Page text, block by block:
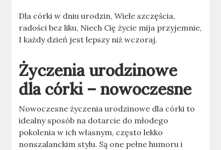
Dla córki w dniu urodzin, Wiele szczęścia,
radości bez liku, Niech Cię życie mija przyjemnie,
I każdy dzień jest lepszy niż wczoraj.
Życzenia urodzinowe
dla córki – nowoczesne
Nowoczesne życzenia urodzinowe dla córki to
idealny sposób na dotarcie do młodego
pokolenia w ich własnym, często lekko
nonszalanckim stylu. Są one pełne humoru i